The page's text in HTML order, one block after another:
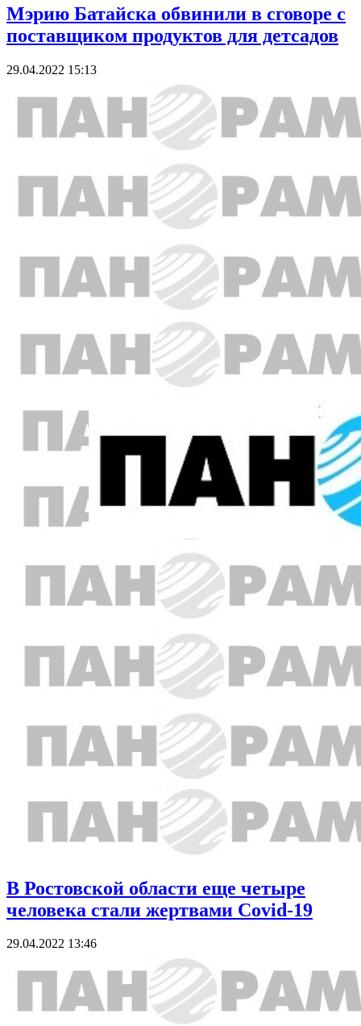
Мэрию Батайска обвинили в сговоре с
поставщиком продуктов для детсадов
29.04.2022 15:13
В Ростовской области еще четыре
человека стали жертвами Covid-19
29.04.2022 13:46